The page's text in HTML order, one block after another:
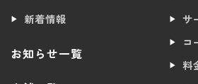
新着情報
お知らせ一覧
サ
コ
料